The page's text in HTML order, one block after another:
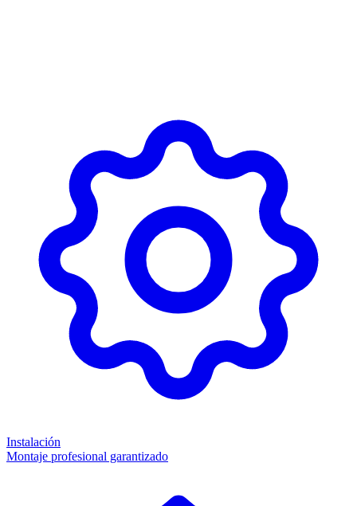
Instalación
Montaje profesional garantizado